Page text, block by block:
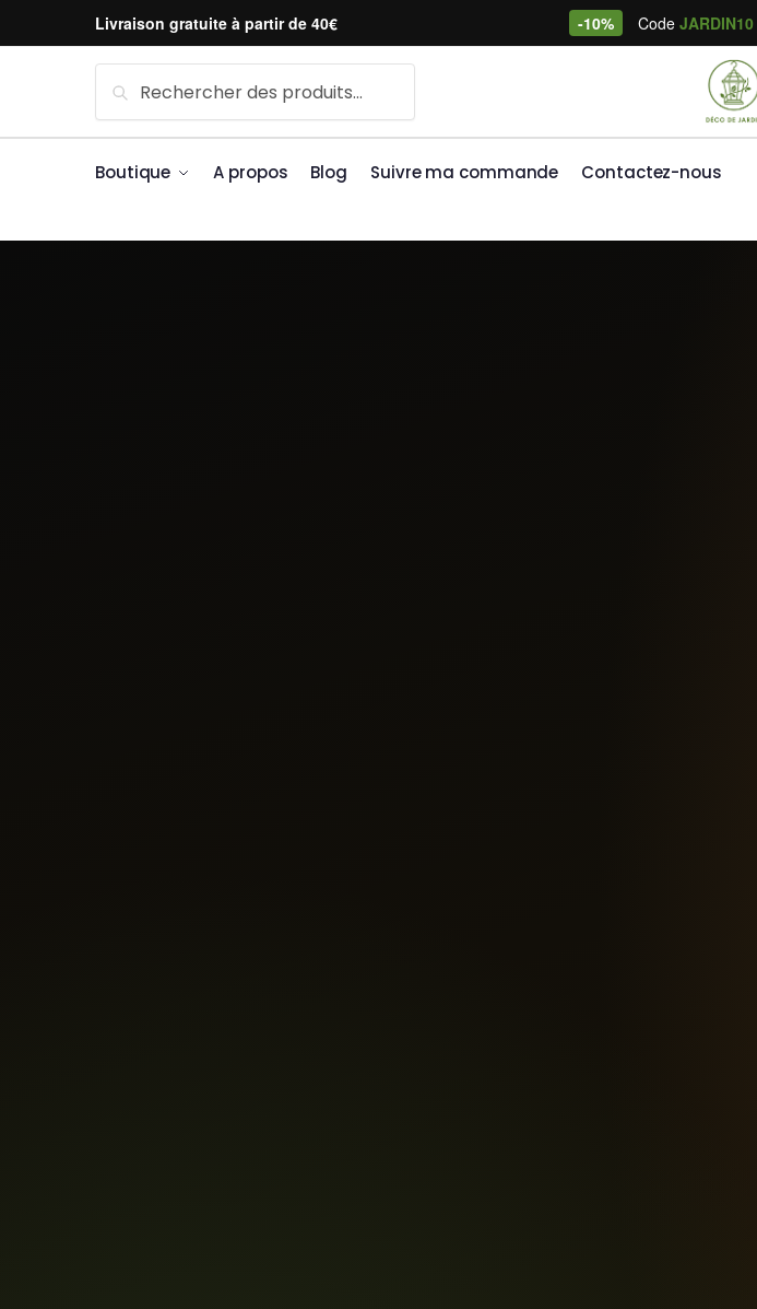
Skip to navigation
Skip to contentLivraison gratuite à partir de 40€ -10% Code JARDIN10
Boutique A propos Blog Suivre ma commande Contactez-nous